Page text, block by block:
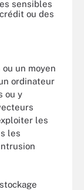
sensibles
ou des
un moyen
ordinateur
ou y
les
les